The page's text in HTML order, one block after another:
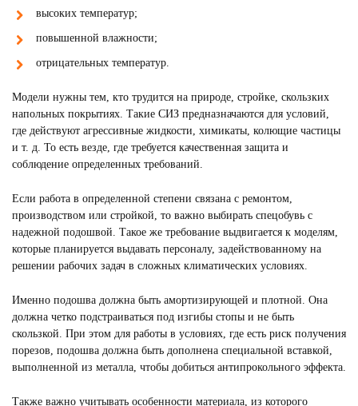
высоких температур;
повышенной влажности;
отрицательных температур.
Модели нужны тем, кто трудится на природе, стройке, скользких
напольных покрытиях. Такие СИЗ предназначаются для условий,
где действуют агрессивные жидкости, химикаты, колющие частицы
и т. д. То есть везде, где требуется качественная защита и
соблюдение определенных требований.
Если работа в определенной степени связана с ремонтом,
производством или стройкой, то важно выбирать спецобувь с
надежной подошвой. Такое же требование выдвигается к моделям,
которые планируется выдавать персоналу, задействованному на
решении рабочих задач в сложных климатических условиях.
Именно подошва должна быть амортизирующей и плотной. Она
должна четко подстраиваться под изгибы стопы и не быть
скользкой. При этом для работы в условиях, где есть риск получения
порезов, подошва должна быть дополнена специальной вставкой,
выполненной из металла, чтобы добиться антипрокольного эффекта.
Также важно учитывать особенности материала, из которого